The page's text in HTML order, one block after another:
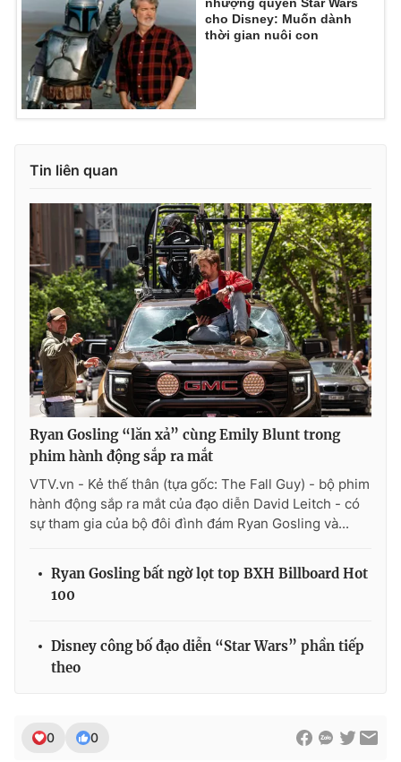
Ðiện thoại Thời báo VTV:
024.66 897 897
Email:toasoan@vtv.vn
Liên hệ quảng cáo:024-7300.7108
® Cấm sao chép dưới mọi hình thức nếu không có sự chấp
thuận bằng văn bản. Ghi rõ nguồn VTV.vn khi phát hành lại
thông tin từ website này.
cho Disney: Muốn dành
thời gian nuôi con
Tin liên quan
Ryan Gosling “lăn xả” cùng Emily Blunt trong
phim hành động sắp ra mắt
VTV.vn - Kẻ thế thân (tựa gốc: The Fall Guy) - bộ phim
hành động sắp ra mắt của đạo diễn David Leitch - có
sự tham gia của bộ đôi đình đám Ryan Gosling và...
Ryan Gosling bất ngờ lọt top BXH Billboard Hot
100
Disney công bố đạo diễn “Star Wars” phần tiếp
theo
0 0